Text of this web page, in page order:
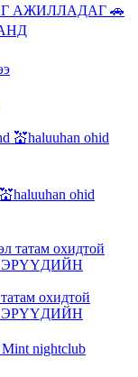
ЦАГ АЖИЛЛАДАГ 🚗
ohid
охидтой
ЭРҮҮДИЙН